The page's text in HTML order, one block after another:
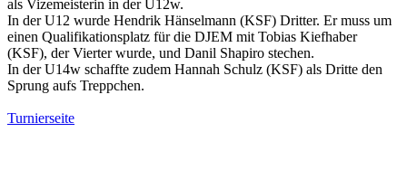
als Vizemeisterin in der U12w.
In der U12 wurde Hendrik Hänselmann (KSF) Dritter. Er muss um
einen Qualifikationsplatz für die DJEM mit Tobias Kiefhaber
(KSF), der Vierter wurde, und Danil Shapiro stechen.
In der U14w schaffte zudem Hannah Schulz (KSF) als Dritte den
Sprung aufs Treppchen.
Turnierseite